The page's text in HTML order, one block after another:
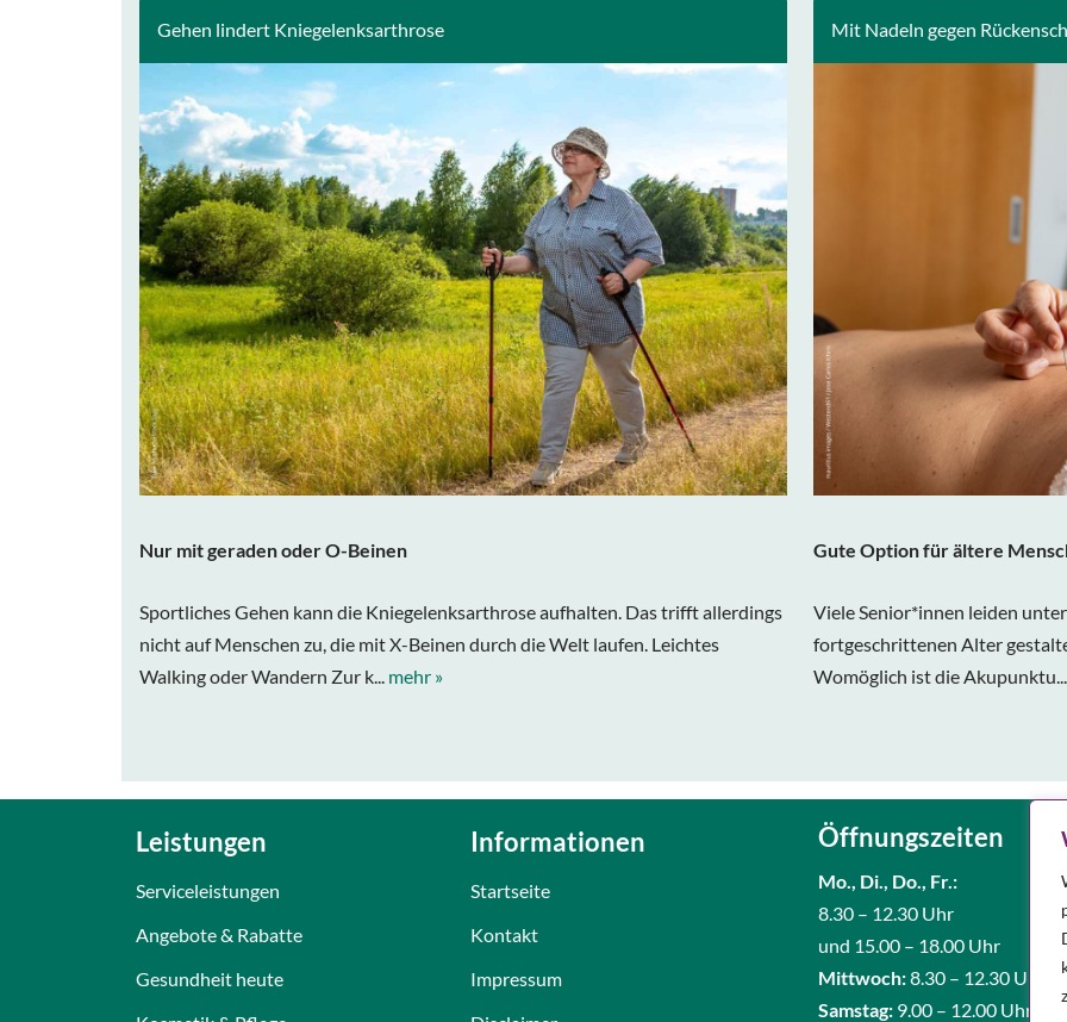
Gehen lindert Kniegelenksarthrose
Nur mit geraden oder O-Beinen
Sportliches Gehen kann die Kniegelenksarthrose aufhalten. Das trifft allerdings
nicht auf Menschen zu, die mit X-Beinen durch die Welt laufen. Leichtes
Walking oder Wandern Zur k... mehr »
Mit Nadeln gegen
Gute Option für ältere
Viele Senior*innen leiden
fortgeschrittenen Alter
Womöglich ist die
Leistungen
Serviceleistungen
Angebote & Rabatte
Gesundheit heute
Informationen
Startseite
Kontakt
Impressum
Öffnungszeiten
Mo., Di., Do., Fr.:
8.30 – 12.30 Uhr
und 15.00 – 18.00 Uhr
Mittwoch:8.30 – 12.30 Uhr
Samstag: 9.00 – 12.00 Uhr